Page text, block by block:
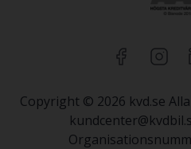
Copyright © 2026 kvd.se